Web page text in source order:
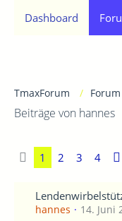
Dashboard
TmaxForum
Beiträge von hannes
1 2 3 4
hannes 14. Juni